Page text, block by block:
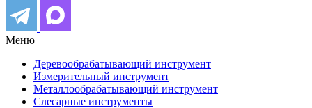
Меню
Деревообрабатывающий инструмент
Измерительный инструмент
Металлообрабатывающий инструмент
Слесарные инструменты